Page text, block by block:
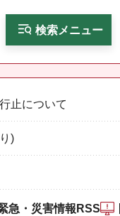
検索メニュー
止について
)
急・災害情報RSS